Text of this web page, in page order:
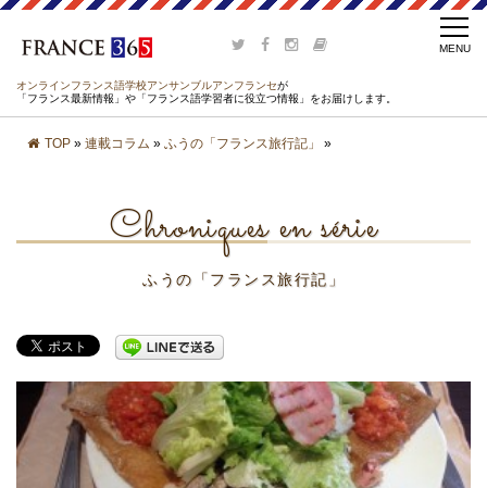
オンラインフランス語学校アンサンブルアンフランセが
「フランス最新情報」や「フランス語学習者に役立つ情報」をお届けします。
TOP » 連載コラム » ふうの「フランス旅行記」 »
Chroniques en série
ふうの「フランス旅行記」